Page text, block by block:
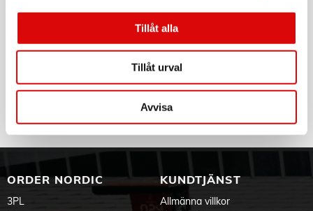
Tillåt alla
Tillåt urval
Avvisa
Mobilhållare Airvent One Touch
MOUNTVENT360
MOUNTVENT360BK
ORDER NORDIC
3PL
KUNDTJÄNST
Allmänna villkor